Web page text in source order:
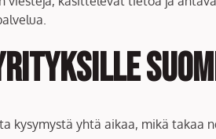
kysymystä yhtä aikaa, mikä takaa